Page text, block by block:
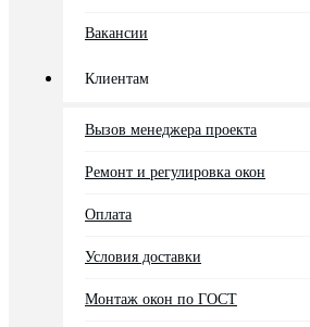
Вакансии
Клиентам
Вызов менеджера проекта
Ремонт и регулировка окон
Оплата
Условия доставки
Монтаж окон по ГОСТ